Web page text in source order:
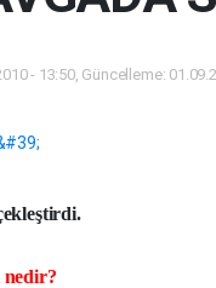
- 13:50, Güncelleme:
nedir?